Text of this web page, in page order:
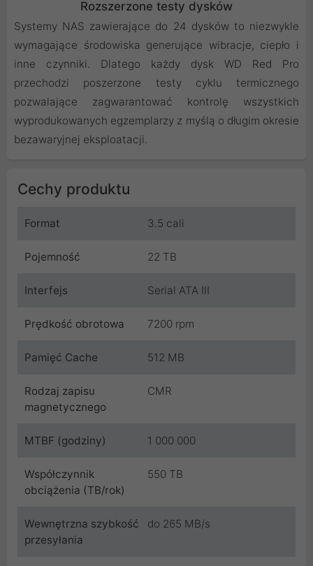
Rozszerzone testy dysków
Systemy NAS zawierające do 24 dysków to niezwykle
wymagające środowiska generujące wibracje, ciepło i
inne czynniki. Dlatego każdy dysk WD Red Pro
przechodzi poszerzone testy cyklu termicznego
pozwalające zagwarantować kontrolę wszystkich
wyprodukowanych egzemplarzy z myślą o długim okresie
bezawaryjnej eksploatacji.
Cechy produktu
Format 3.5 cali
Pojemność 22 TB
Interfejs Serial ATA III
Prędkość obrotowa 7200 rpm
Pamięć Cache 512 MB
Rodzaj zapisu
magnetycznego
CMR
MTBF (godziny) 1 000 000
Współczynnik
obciążenia (TB/rok)
550 TB
Wewnętrzna szybkość
przesyłania
do 265 MB/s